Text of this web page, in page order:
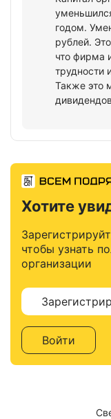
годом.
рублей.
что фирма
трудности
Также это
Хотите
чтобы узнать
организации
Войти